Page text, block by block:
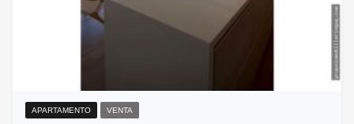
APARTAMENTO VENTA